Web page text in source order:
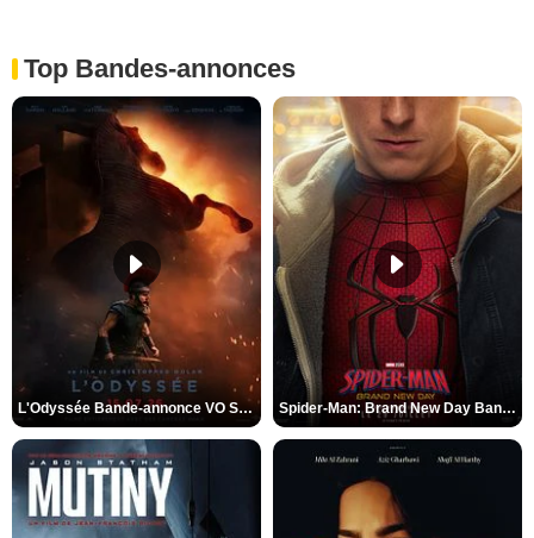
Top Bandes-annonces
L'Odyssée Bande-annonce VO STFR Spider-Man: Brand New Day Bande-annonce VO STFR